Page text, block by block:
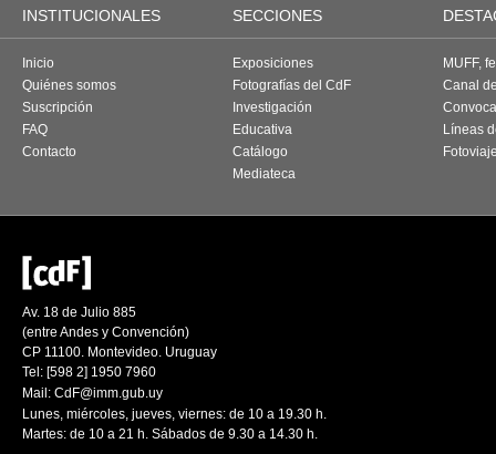
INSTITUCIONALES SECCIONES
Inicio
Quiénes somos
Suscripción
FAQ
Contacto
Exposiciones
Fotografías del CdF
Investigación
Educativa
Catálogo
Mediateca
MUFF,
Canal
Líneas
Av. 18 de Julio 885
(entre Andes y Convención)
CP 11100. Montevideo. Uruguay
Tel: [598 2] 1950 7960
Mail: CdF@imm.gub.uy
Lunes, miércoles, jueves, viernes: de 10 a 19.30 h.
Martes: de 10 a 21 h. Sábados de 9.30 a 14.30 h.